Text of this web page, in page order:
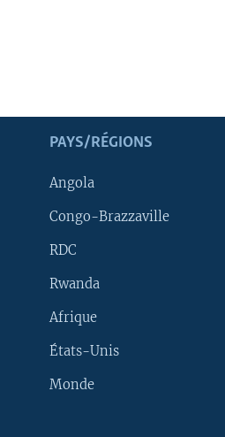
PAYS/RÉGIONS
Angola
Congo-Brazzaville
RDC
Rwanda
Afrique
États-Unis
Monde